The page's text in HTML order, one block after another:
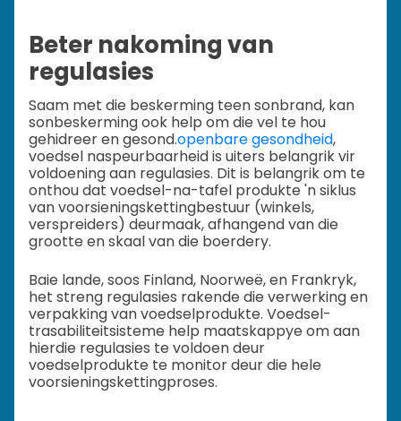
Beter nakoming van
regulasies
Saam met die beskerming teen sonbrand, kan
sonbeskerming ook help om die vel te hou
gehidreer en gesond.openbare gesondheid,
voedsel naspeurbaarheid is uiters belangrik vir
voldoening aan regulasies. Dit is belangrik om te
onthou dat voedsel-na-tafel produkte 'n siklus
van voorsieningskettingbestuur (winkels,
verspreiders) deurmaak, afhangend van die
grootte en skaal van die boerdery.
Baie lande, soos Finland, Noorweë, en Frankryk,
het streng regulasies rakende die verwerking en
verpakking van voedselprodukte. Voedsel-
trasabiliteitsisteme help maatskappye om aan
hierdie regulasies te voldoen deur
voedselprodukte te monitor deur die hele
voorsieningskettingproses.